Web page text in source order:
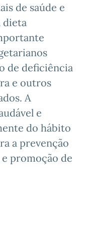
de saúde e
dieta
de deficiência
e outros
A
e
do hábito
a prevenção
promoção de